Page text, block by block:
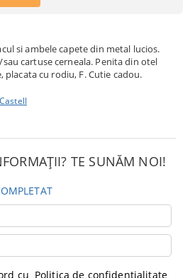
si ambele capete din metal lucios.
cartuse cerneala. Penita din otel
cu rodiu, F. Cutie cadou.
TE SUNĂM NOI!
cu Politica de confidentialitate